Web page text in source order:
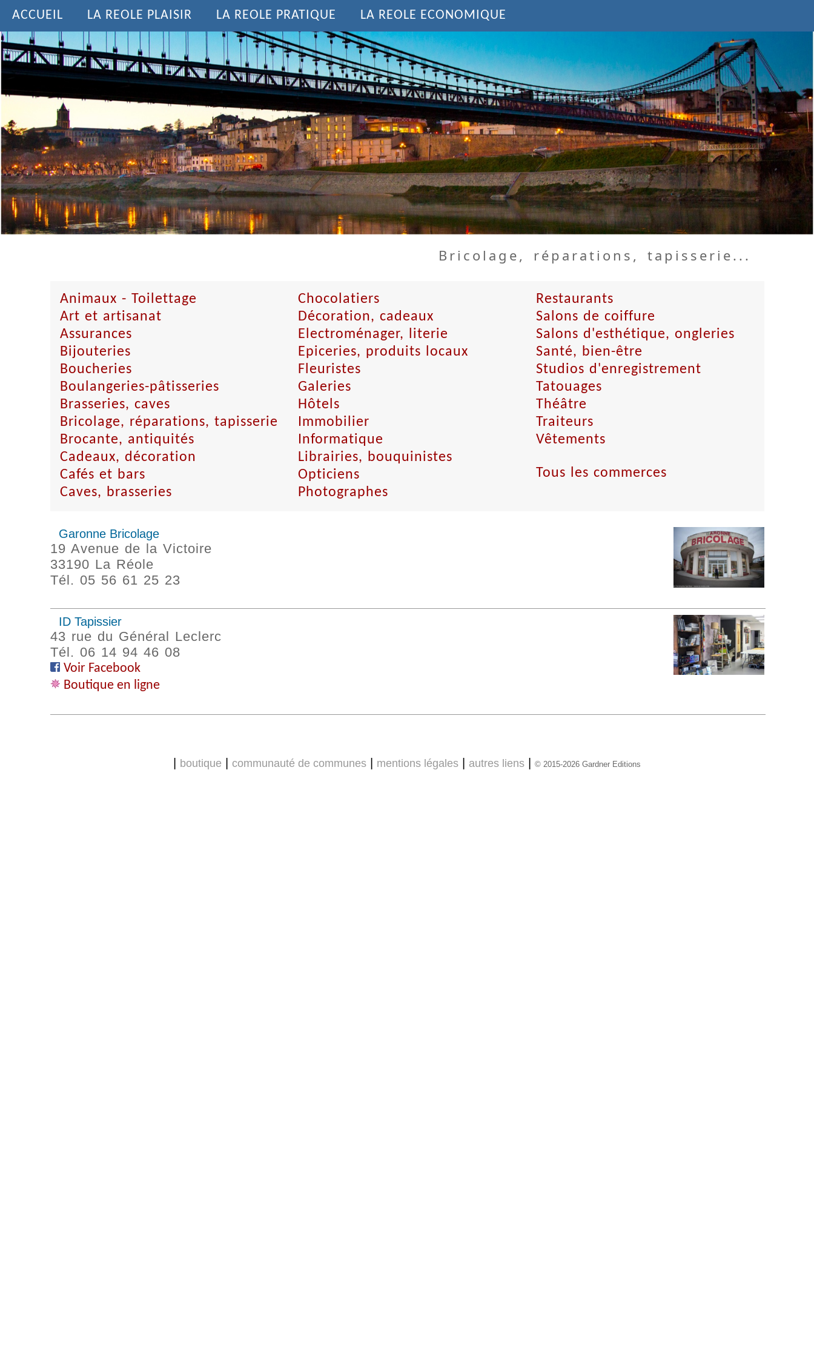
ACCUEIL LA REOLE PLAISIR LA REOLE PRATIQUE LA REOLE ECONOMIQUE
Bricolage, réparations, tapisserie...
Animaux - Toilettage
Art et artisanat
Assurances
Bijouteries
Boucheries
Boulangeries-pâtisseries
Brasseries, caves
Bricolage, réparations, tapisserie
Brocante, antiquités
Cadeaux, décoration
Cafés et bars
Caves, brasseries
Chocolatiers
Décoration, cadeaux
Electroménager, literie
Epiceries, produits locaux
Fleuristes
Galeries
Hôtels
Immobilier
Informatique
Librairies, bouquinistes
Opticiens
Photographes
Restaurants
Salons de coiffure
Salons d'esthétique, ongleries
Santé, bien-être
Studios d'enregistrement
Tatouages
Théâtre
Traiteurs
Vêtements
Tous les commerces
Garonne Bricolage
19 Avenue de la Victoire
33190 La Réole
Tél. 05 56 61 25 23
ID Tapissier
43 rue du Général Leclerc
Tél. 06 14 94 46 08
Voir Facebook
Boutique en ligne
| boutique | communauté de communes | mentions légales | autres liens | © 2015-2026 Gardner Editions